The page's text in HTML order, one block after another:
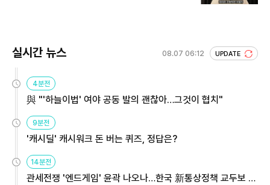
실시간 뉴스 08.07 06:12 UPDATE
4분전
與 "'하늘이법' 여야 공동 발의 괜찮아…그것이 협치"
9분전
'캐시딜' 캐시워크 돈 버는 퀴즈, 정답은?
14분전
관세전쟁 '엔드게임' 윤곽 나오나…한국 新통상정책 교두보 활